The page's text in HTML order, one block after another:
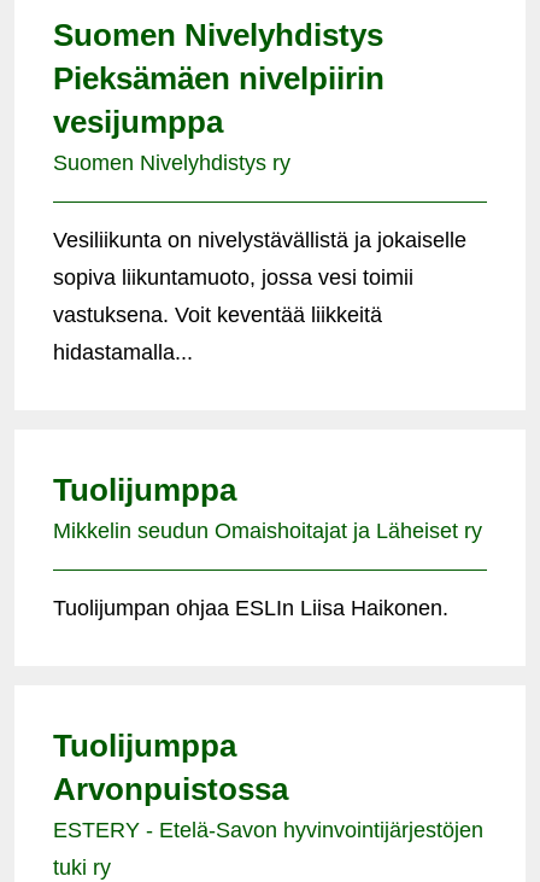
Suomen Nivelyhdistys
Pieksämäen nivelpiirin
vesijumppa
Suomen Nivelyhdistys ry
Vesiliikunta on nivelystävällistä ja jokaiselle
sopiva liikuntamuoto, jossa vesi toimii
vastuksena. Voit keventää liikkeitä
hidastamalla...
Tuolijumppa
Mikkelin seudun Omaishoitajat ja Läheiset ry
Tuolijumpan ohjaa ESLIn Liisa Haikonen.
Tuolijumppa
Arvonpuistossa
ESTERY - Etelä-Savon hyvinvointijärjestöjen
tuki ry